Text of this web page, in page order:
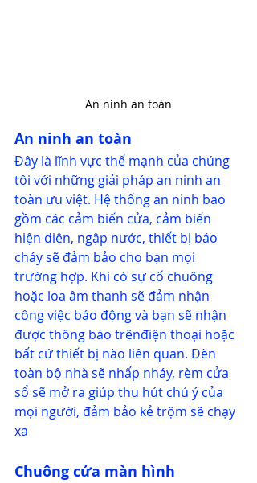
An ninh an toàn
An ninh an toàn
Đây là lĩnh vực thế mạnh của chúng
tôi với những giải pháp an ninh an
toàn ưu việt. Hệ thống an ninh bao
gồm các cảm biến cửa, cảm biến
hiện diện, ngập nước, thiết bị báo
cháy sẽ đảm bảo cho bạn mọi
trường hợp. Khi có sự cố chuông
hoặc loa âm thanh sẽ đảm nhận
công việc báo động và bạn sẽ nhận
được thông báo trênđiện thoại hoặc
bất cứ thiết bị nào liên quan. Đèn
toàn bộ nhà sẽ nhấp nháy, rèm cửa
sổ sẽ mở ra giúp thu hút chú ý của
mọi người, đảm bảo kẻ trộm sẽ chạy
xa
Chuông cửa màn hình